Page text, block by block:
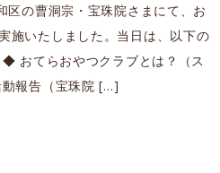
の曹洞宗・宝珠院さまにて、お
施いたしました。当日は、以下の
おてらおやつクラブとは？（ス
報告（宝珠院 […]